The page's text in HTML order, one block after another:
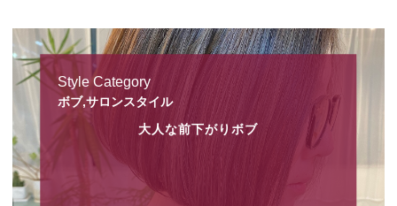
Style Category
ボブ,サロンスタイル
大人な前下がりボブ